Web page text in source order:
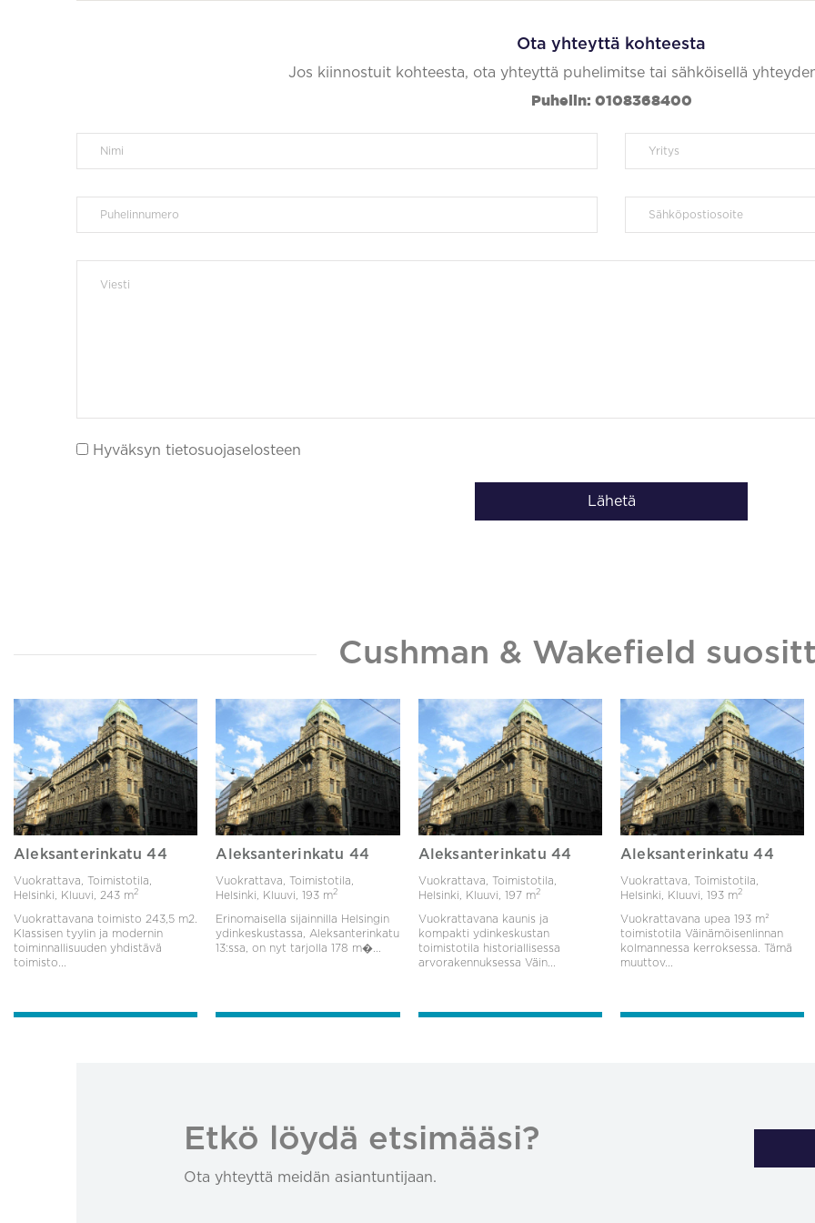
Ota yhteyttä kohteesta
Jos kiinnostuit kohteesta, ota yhteyttä puhelimitse tai sähköisellä
Puhelin: 0108368400
Hyväksyn tietosuojaselosteen
Lähetä
Cushman & Wakefield
Aleksanterinkatu 44
Vuokrattava, Toimistotila,
Helsinki, Kluuvi, 243 m2
Vuokrattavana toimisto 243,5 m2.
Klassisen tyylin ja modernin
toiminnallisuuden yhdistävä
toimisto...
Aleksanterinkatu 44
Vuokrattava, Toimistotila,
Helsinki, Kluuvi,193 m2
Erinomaisella sijainnilla Helsingin
ydinkeskustassa, Aleksanterinkatu
13:ssa, on nyt tarjolla 178 m�...
Aleksanterinkatu 44
Vuokrattava, Toimistotila,
Helsinki, Kluuvi, 197 m2
Vuokrattavana kaunis ja
kompakti ydinkeskustan
toimistotila historiallisessa
arvorakennuksessa Väin...
Aleksanterinkatu 44
Vuokrattava, Toimistotila,
Helsinki, Kluuvi, 193 m2
Vuokrattavana upea 193 m²
toimistotila Väinämöisenlinnan
kolmannessa kerroksessa. Tämä
muuttov...
Etkö löydä etsimääsi?
Ota yhteyttä meidän asiantuntijaan.